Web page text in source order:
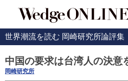
世界潮流を読む 岡崎研究所論評集
中国の要求は台湾人の決意
岡崎研究所